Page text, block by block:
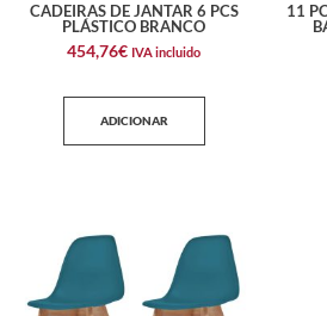
CADEIRAS DE JANTAR 6 PCS
PLÁSTICO BRANCO
454,76€ IVA incluido
ADICIONAR
11